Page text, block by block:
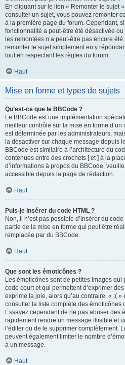
En cliquant sur le lien « Remonter le sujet
consulter un sujet, vous pouvez remonter
à la première page du forum. Cependant,
fonctionnalité a peut-être été désactivée
les remontées n’a peut-être pas encore
remonter le sujet simplement en y
tout en respectant les règles du forum.
Haut
Mise en forme et types de sujets
Qu’est-ce que le BBCode ?
Le BBCode est une implémentation
meilleur contrôle sur la mise en forme d’un
est déterminée par les administrateurs,
la désactiver sur chaque message depuis
BBCode est similaire à l’architecture du
contenues entre des crochets [ et ] à la
d’informations à propos du BBCode,
accessible depuis la page de rédaction.
Haut
Puis-je insérer du code HTML ?
Non, il n’est pas possible d’insérer du
partie de la mise en forme qui peut être
remplacée par du BBCode.
Haut
Que sont les émoticônes ?
Les émoticônes sont de petites images
code court et qui permettent d’exprimer
exprime la joie, alors qu’au contraire, « :(
consulter la liste complète des émoticônes
Essayez cependant de ne pas abuser des
rapidement rendre un message illisible et
l’éditer ou de le supprimer complètement.
peuvent également limiter le nombre
à un message.
Haut